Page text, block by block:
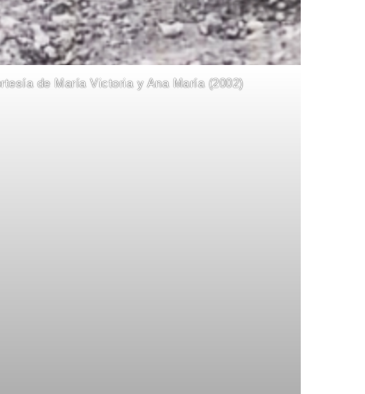
de María Victoria y Ana María (2002)